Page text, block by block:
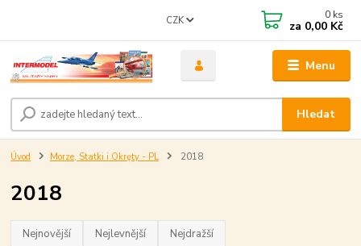
Menu
CZK
Hledat
0 ks
za 0,00 Kč
Úvod Morze, Statki i Okręty - PL 2018
2018
Nejnovější Nejlevnější Nejdražší